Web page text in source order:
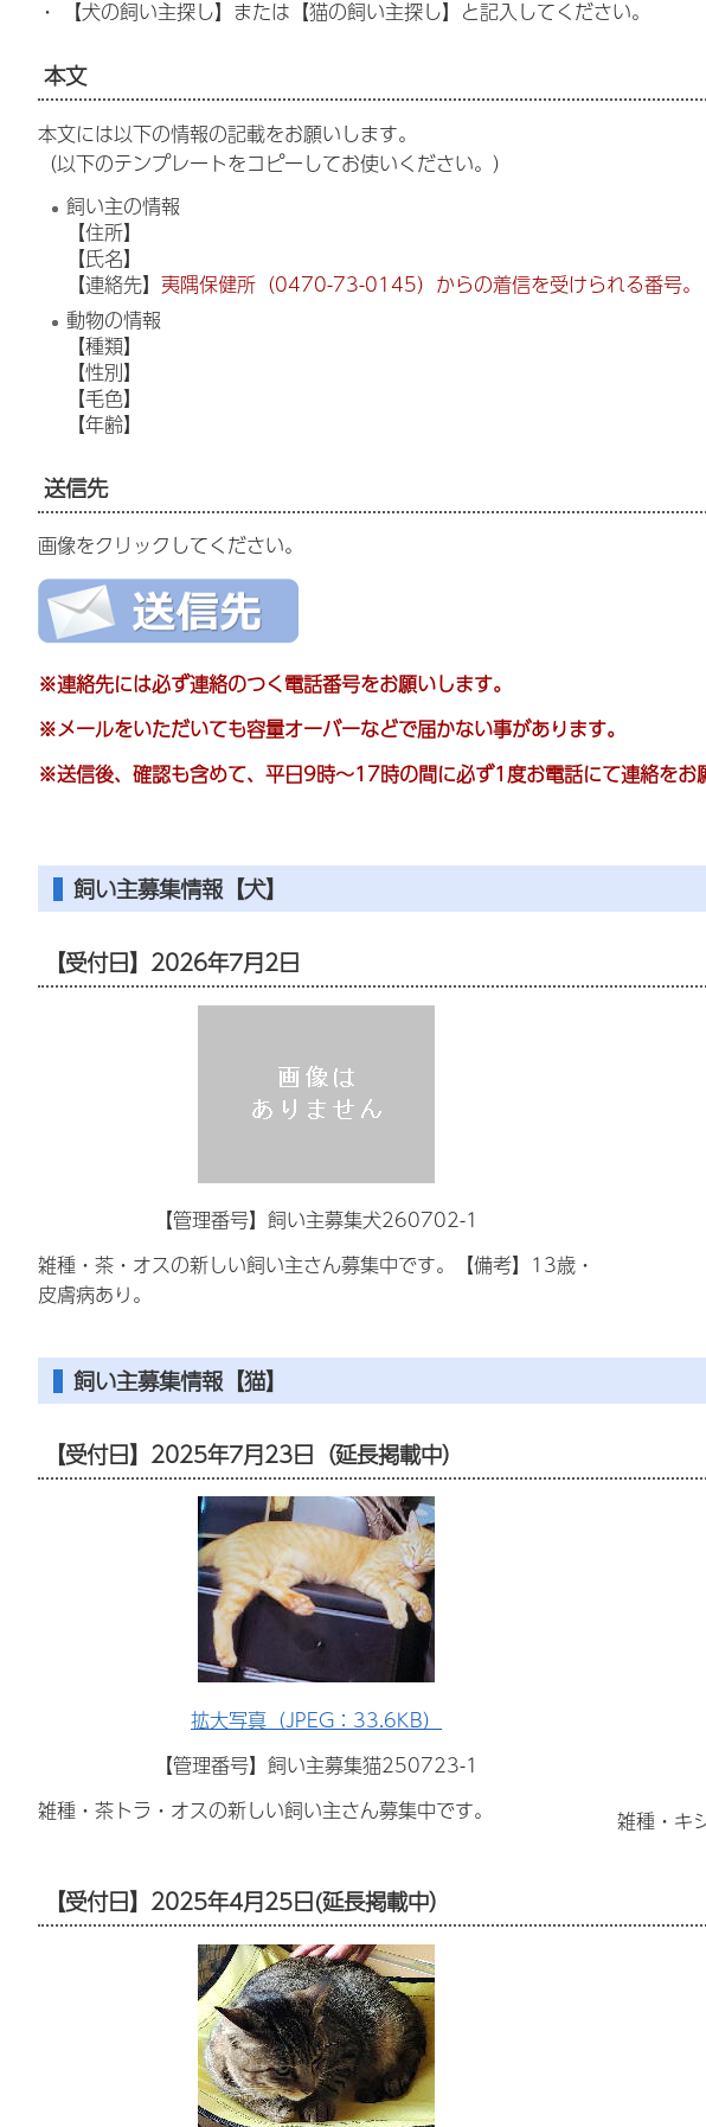
・ 【犬の飼い主探し】または【猫の飼い主探し】と記入してください。
本文
本文には以下の情報の記載をお願いします。
（以下のテンプレートをコピーしてお使いください。）
飼い主の情報
【住所】
【氏名】
【連絡先】夷隅保健所（0470-73-0145）からの着信を受けられる番号。
動物の情報
【種類】
【性別】
【毛色】
【年齢】
送信先
画像をクリックしてください。
※連絡先には必ず連絡のつく電話番号をお願いします。
※メールをいただいても容量オーバーなどで届かない事があります。
※送信後、確認も含めて、平日9時～17時の間に必ず1度お電話にて連絡をお
飼い主募集情報【犬】
【受付日】2026年7月2日
【管理番号】飼い主募集犬260702-1
雑種・茶・オスの新しい飼い主さん募集中です。【備考】13歳・
皮膚病あり。
飼い主募集情報【猫】
【受付日】2025年7月23日（延長掲載中）
拡大写真（JPEG：33.6KB）
【管理番号】飼い主募集猫250723-1
雑種・茶トラ・オスの新しい飼い主さん募集中です。
雑種・キ
【受付日】2025年4月25日(延長掲載中）